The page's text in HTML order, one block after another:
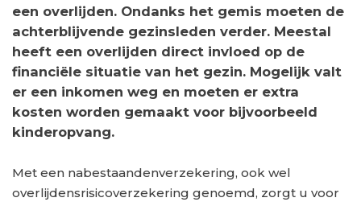
een overlijden. Ondanks het gemis moeten de
achterblijvende gezinsleden verder. Meestal
heeft een overlijden direct invloed op de
financiële situatie van het gezin. Mogelijk valt
er een inkomen weg en moeten er extra
kosten worden gemaakt voor bijvoorbeeld
kinderopvang.
Met een nabestaandenverzekering, ook wel
overlijdensrisicoverzekering genoemd, zorgt u voor